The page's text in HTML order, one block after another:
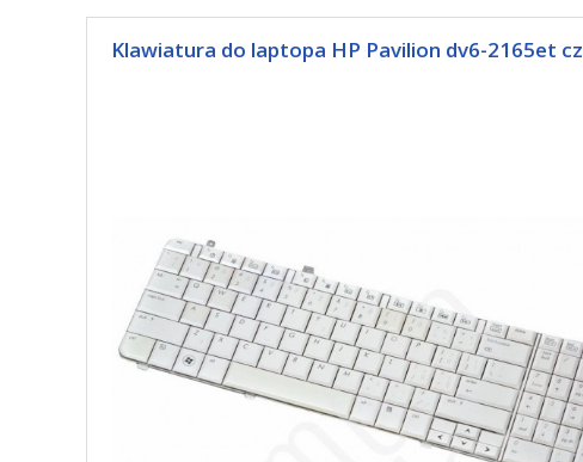
Klawiatura do laptopa HP Pavilion dv6-2165et